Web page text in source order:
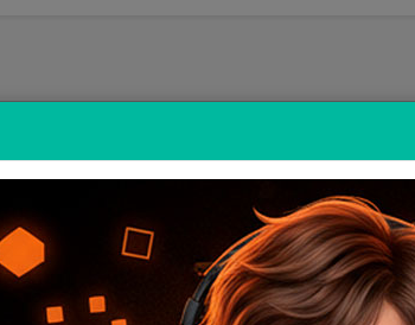
TECLADO
MEETION
cod: I02644
USD 38,74